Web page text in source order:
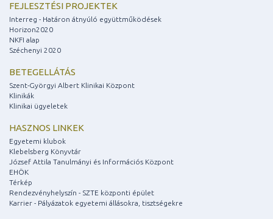
FEJLESZTÉSI PROJEKTEK
Interreg - Határon átnyúló együttműködések
Horizon2020
NKFI alap
Széchenyi 2020
BETEGELLÁTÁS
Szent-Györgyi Albert Klinikai Központ
Klinikák
Klinikai ügyeletek
HASZNOS LINKEK
Egyetemi klubok
Klebelsberg Könyvtár
József Attila Tanulmányi és Információs Központ
EHÖK
Térkép
Rendezvényhelyszín - SZTE központi épület
Karrier - Pályázatok egyetemi állásokra, tisztségekre